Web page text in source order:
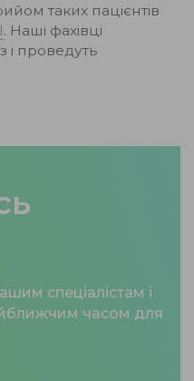
таких пацієнтів
. Наші фахівці
і проведуть
спеціалістам і
часом для